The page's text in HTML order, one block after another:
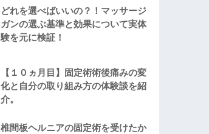
どれを選べばいいの？！マッサージ
ガンの選ぶ基準と効果について実体
験を元に検証！
【１０ヵ月目】固定術術後痛みの変
化と自分の取り組み方の体験談を紹
介。
椎間板ヘルニアの固定術を受けたか